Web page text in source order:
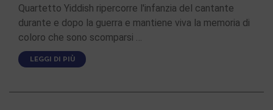
Quartetto Yiddish ripercorre l'infanzia del cantante
durante e dopo la guerra e mantiene viva la memoria di
coloro che sono scomparsi …
LEGGI DI PIÙ